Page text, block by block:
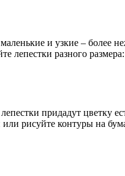
и узкие –
лепестки разного
придадут цветку
рисуйте контуры на